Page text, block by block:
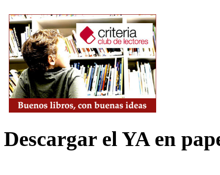
Descargar el YA en